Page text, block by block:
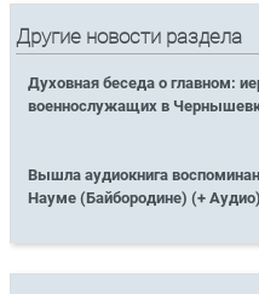
Другие новости раздела
Духовная беседа о главном:
военнослужащих в
Вышла аудиокнига
Науме (Байбородине) (+ Аудио)